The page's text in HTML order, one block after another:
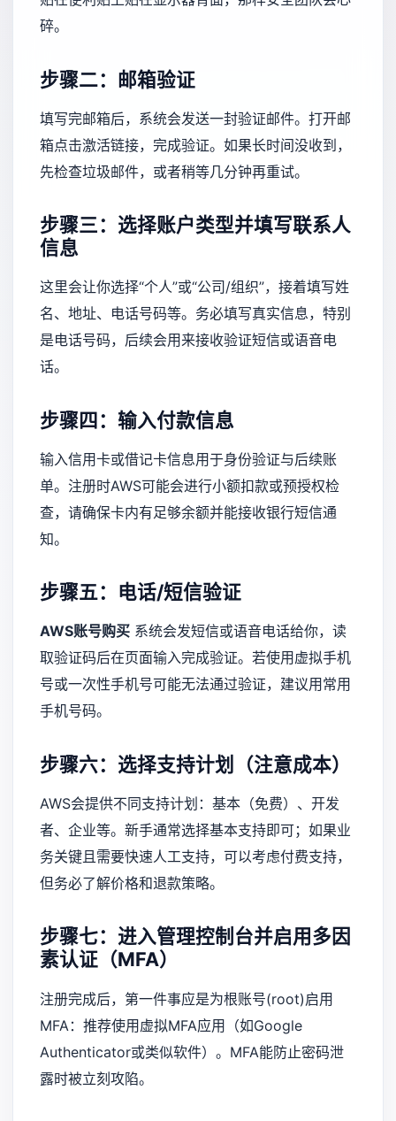
碎。
步骤二：邮箱验证
填写完邮箱后，系统会发送一封验证邮件。打开邮
箱点击激活链接，完成验证。如果长时间没收到，
先检查垃圾邮件，或者稍等几分钟再重试。
步骤三：选择账户类型并填写联系人
信息
这里会让你选择“个人”或“公司/组织”，接着填写姓
名、地址、电话号码等。务必填写真实信息，特别
是电话号码，后续会用来接收验证短信或语音电
话。
步骤四：输入付款信息
输入信用卡或借记卡信息用于身份验证与后续账
单。注册时AWS可能会进行小额扣款或预授权检
查，请确保卡内有足够余额并能接收银行短信通
知。
步骤五：电话/短信验证
AWS账号购买 系统会发短信或语音电话给你，读
取验证码后在页面输入完成验证。若使用虚拟手机
号或一次性手机号可能无法通过验证，建议用常用
手机号码。
步骤六：选择支持计划（注意成本）
AWS会提供不同支持计划：基本（免费）、开发
者、企业等。新手通常选择基本支持即可；如果业
务关键且需要快速人工支持，可以考虑付费支持，
但务必了解价格和退款策略。
步骤七：进入管理控制台并启用多因
素认证（MFA）
注册完成后，第一件事应是为根账号(root)启用
MFA：推荐使用虚拟MFA应用（如Google
Authenticator或类似软件）。MFA能防止密码泄
露时被立刻攻陷。